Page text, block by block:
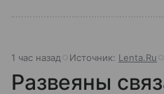
1 час назад Источник: Lenta.Ru
Развеяны